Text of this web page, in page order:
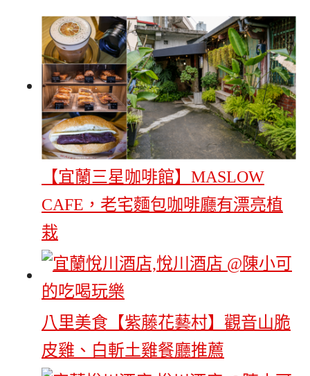
【宜蘭三星咖啡館】MASLOW
CAFE，老宅麵包咖啡廳有漂亮植
栽
八里美食【紫藤花藝村】觀音山脆
皮雞、白斬土雞餐廳推薦